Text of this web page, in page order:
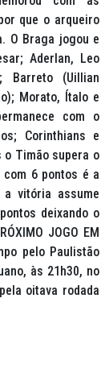
que o arqueiro
O Braga jogou e
Aderlan, Leo
Barreto (Uillian
Morato, Ítalo e
com o
Corinthians e
o Timão supera o
6 pontos é a
vitória assume
deixando o
JOGO EM
pelo Paulistão
às 21h30, no
oitava rodada